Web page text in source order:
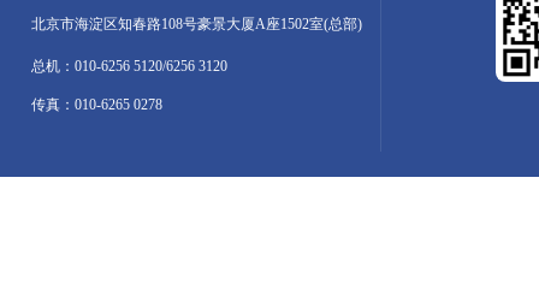
北京市海淀区知春路108号豪景大厦A座1502室(总部)
总机：010-6256 5120/6256 3120
传真：010-6265 0278